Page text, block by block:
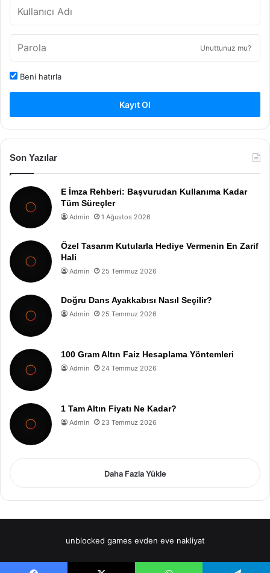
Unuttunuz mu?
Beni hatırla
Kayıt Ol
Son Yazılar
E İmza Rehberi: Başvurudan Kullanıma Kadar
Tüm Süreçler
Admin 1 Ağustos 2026
Özel Tasarım Kutularla Hediye Vermenin En Zarif
Hali
Admin 25 Temmuz 2026
Doğru Dans Ayakkabısı Nasıl Seçilir?
Admin 25 Temmuz 2026
100 Gram Altın Faiz Hesaplama Yöntemleri
Admin 24 Temmuz 2026
1 Tam Altın Fiyatı Ne Kadar?
Admin 23 Temmuz 2026
Daha Fazla Yükle
unblocked games evden eve nakliyat